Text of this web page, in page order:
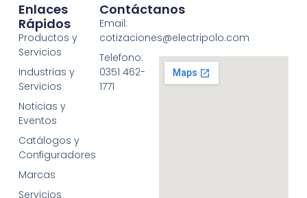
Enlaces
Rápidos
Productos y
Servicios
Industrias y
Servicios
Noticias y
Eventos
Catálogos y
Configuradores
Marcas
Servicios
Contáctanos
Email:
cotizaciones@electripolo.com
Telefono:
0351 462-
1771